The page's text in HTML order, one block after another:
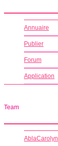
Annuaire
Publier
Forum
Application
Team
AblaCarolyn